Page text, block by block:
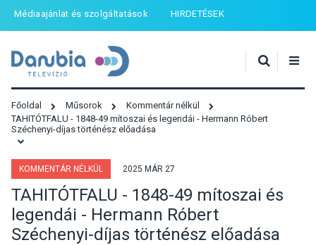
Médiaajánlat és szolgáltatások HIRDETÉSEK
Főoldal Műsorok
Kommentár nélkül
TAHITÓTFALU - 1848-49 mítoszai és legendái - Hermann Róbert
Széchenyi-díjas történész előadása
KOMMENTÁR NÉLKÜL 2025 MÁR 27
TAHITÓTFALU - 1848-49 mítoszai és
legendái - Hermann Róbert
Széchenyi-díjas történész előadása